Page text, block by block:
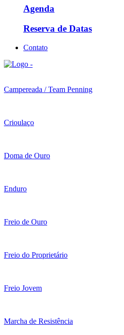
Agenda
Reserva de Datas
Contato
Campereada / Team Penning
Crioulaço
Doma de Ouro
Enduro
Freio de Ouro
Freio do Proprietário
Freio Jovem
Marcha de Resistência